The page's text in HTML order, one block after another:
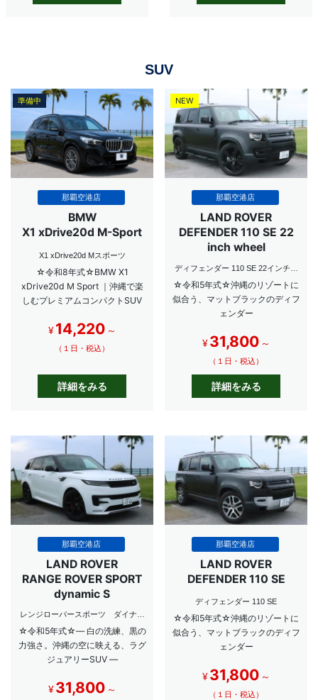
SUV
NEW
準備中
那覇空港店
BMW
X1 xDrive20d M-Sport
X1 xDrive20d Mスポーツ
☆令和8年式☆BMW X1
xDrive20d M Sport ｜沖縄で楽
しむプレミアムコンパクトSUV
¥ 14,220 ～
（１日・税込）
詳細をみる
NEW
那覇空港店
LAND ROVER
DEFENDER 110 SE 22
inch wheel
ディフェンダー 110 SE 22インチ装
☆令和5年式☆沖縄のリゾートに
似合う、マットブラックのディフ
ェンダー
¥ 31,800 ～
（１日・税込）
詳細をみる
那覇空港店
LAND ROVER
RANGE ROVER SPORT
dynamic S
レンジローバースポーツ ダイナミ
☆令和5年式☆― 白の洗練、黒の
力強さ。沖縄の空に映える、ラグ
ジュアリーSUV ―
¥ 31,800 ～
那覇空港店
LAND ROVER
DEFENDER 110 SE
ディフェンダー 110 SE
☆令和5年式☆沖縄のリゾートに
似合う、マットブラックのディフ
ェンダー
¥ 31,800 ～
（１日・税込）